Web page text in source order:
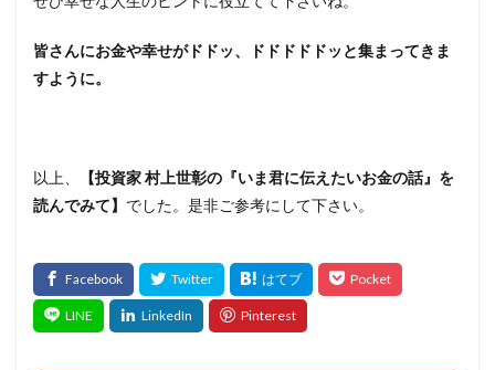
皆さんにお金や幸せがドドッ、ドドドドドッと集まってきま
すように。
以上、
【投資家 村上世彰の『いま君に伝えたいお金の話』を
読んでみて】 でした。是非ご参考にして下さい。